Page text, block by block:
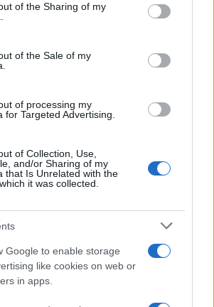
or usage behaviour. You may click to
to Google and its third-party tags to
specified purposes in below Google
of the Sharing of my
of the Sale of my
of processing my
for Targeted Advertising.
of Collection, Use,
and/or Sharing of my
that Is Unrelated with the
it was collected.
Google to enable storage
like cookies on web or
in apps.
Messi en la Carrera y Negocios de
Bitcoin y principales altcoins en 2026